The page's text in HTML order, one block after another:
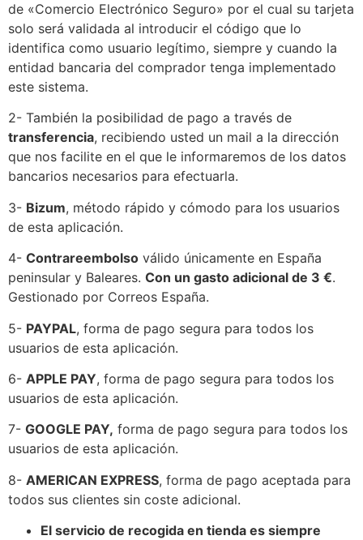
de «Comercio Electrónico Seguro» por el cual su tarjeta
solo será validada al introducir el código que lo
identifica como usuario legítimo, siempre y cuando la
entidad bancaria del comprador tenga implementado
este sistema.
2- También la posibilidad de pago a través de
transferencia, recibiendo usted un mail a la dirección
que nos facilite en el que le informaremos de los datos
bancarios necesarios para efectuarla.
3- Bizum, método rápido y cómodo para los usuarios
de esta aplicación.
4- Contrareembolso válido únicamente en España
peninsular y Baleares. Con un gasto adicional de 3 €.
Gestionado por Correos España.
5- PAYPAL, forma de pago segura para todos los
usuarios de esta aplicación.
6- APPLE PAY, forma de pago segura para todos los
usuarios de esta aplicación.
7- GOOGLE PAY, forma de pago segura para todos los
usuarios de esta aplicación.
8- AMERICAN EXPRESS, forma de pago aceptada para
todos sus clientes sin coste adicional.
El servicio de recogida en tienda es siempre